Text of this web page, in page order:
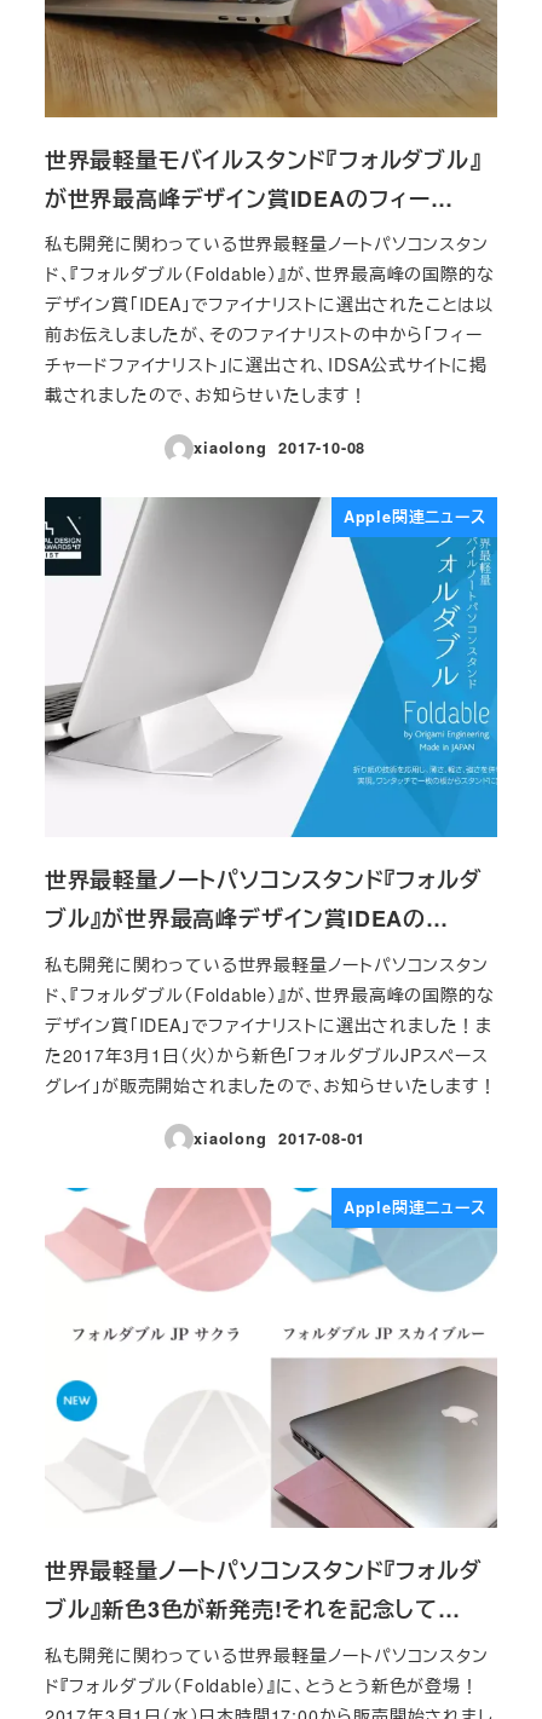
世界最軽量モバイルスタンド『フォルダブル』
が世界最高峰デザイン賞IDEAのフィー…
私も開発に関わっている世界最軽量ノートパソコンスタン
ド、『フォルダブル（Foldable）』が、世界最高峰の国際的な
デザイン賞「IDEA」でファイナリストに選出されたことは以
前お伝えしましたが、そのファイナリストの中から「フィー
チャードファイナリスト」に選出され、IDSA公式サイトに掲
載されましたので、お知らせいたします！
xiaolong
投稿日
2017-10-08
Apple関連ニュース
世界最軽量ノートパソコンスタンド『フォルダ
ブル』が世界最高峰デザイン賞IDEAの…
私も開発に関わっている世界最軽量ノートパソコンスタン
ド、『フォルダブル（Foldable）』が、世界最高峰の国際的な
デザイン賞「IDEA」でファイナリストに選出されました！ま
た2017年3月1日（火）から新色「フォルダブルJPスペース
グレイ」が販売開始されましたので、お知らせいたします！
xiaolong
投稿日
2017-08-01
Apple関連ニュース
世界最軽量ノートパソコンスタンド『フォルダ
ブル』新色3色が新発売!それを記念して…
私も開発に関わっている世界最軽量ノートパソコンスタン
ド『フォルダブル（Foldable）』に、とうとう新色が登場！